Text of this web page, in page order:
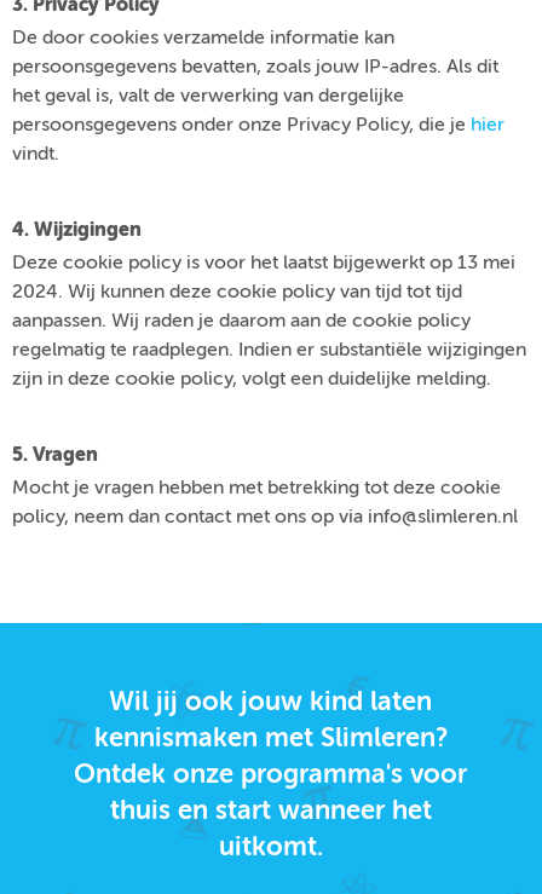
De door cookies verzamelde informatie kan
persoonsgegevens bevatten, zoals jouw IP-adres. Als dit
het geval is, valt de verwerking van dergelijke
persoonsgegevens onder onze Privacy Policy, die je hier
vindt.
4. Wijzigingen
Deze cookie policy is voor het laatst bijgewerkt op 13 mei
2024. Wij kunnen deze cookie policy van tijd tot tijd
aanpassen. Wij raden je daarom aan de cookie policy
regelmatig te raadplegen. Indien er substantiële wijzigingen
zijn in deze cookie policy, volgt een duidelijke melding.
5. Vragen
Mocht je vragen hebben met betrekking tot deze cookie
policy, neem dan contact met ons op via info@slimleren.nl
Wil jij ook jouw kind laten
kennismaken met Slimleren?
Ontdek onze programma's voor
thuis en start wanneer het
uitkomt.